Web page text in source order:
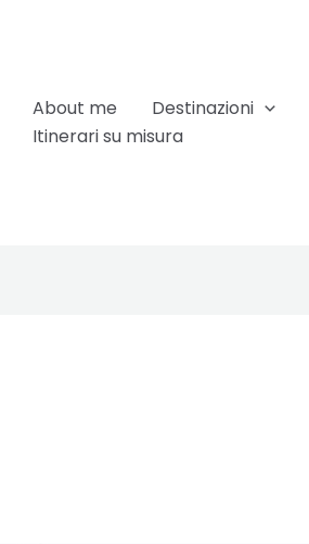
About me
Destinazioni
Itinerari su misura